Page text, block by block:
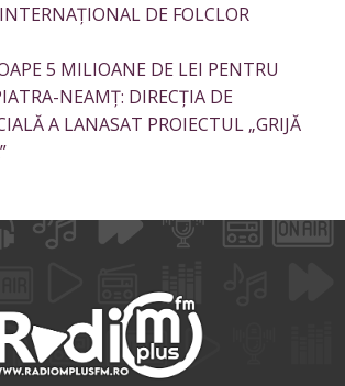
DE FOLCLOR
5 MILIOANE DE LEI PENTRU
NEAMȚ: DIRECȚIA DE
A LANASAT PROIECTUL „GRIJĂ